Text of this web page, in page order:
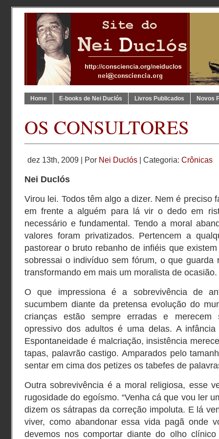
Home E-books de Nei Duclós Livros Publicados Novos
OS CONSULTORES
dez 13th, 2009 | Por Nei Duclós | Categoria: Crônicas
Nei Duclós
Virou lei. Todos têm algo a dizer. Nem é preciso
em frente a alguém para lá vir o dedo em
necessário e fundamental. Tendo a moral
valores foram privatizados. Pertencem a
pastorear o bruto rebanho de infiéis que
sobressai o indivíduo sem fórum, o que guarda
transformando em mais um moralista de ocasião.
O que impressiona é a sobrevivência de
sucumbem diante da pretensa evolução do
crianças estão sempre erradas e merecem
opressivo dos adultos é uma delas. A
Espontaneidade é malcriação, insistência
tapas, palavrão castigo. Amparados pelo
sentar em cima dos petizes os tabefes de
Outra sobrevivência é a moral religiosa, esse
rugosidade do egoísmo. “Venha cá que vou ler
dizem os sátrapas da correção impoluta. E lá
viver, como abandonar essa vida pagã onde
devemos nos comportar diante do olho